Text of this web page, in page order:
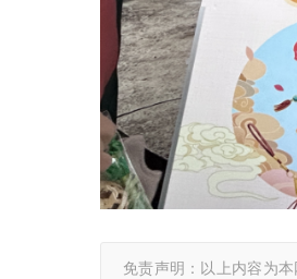
免责声明：以上内容为